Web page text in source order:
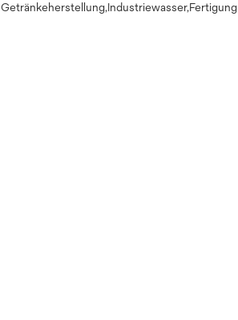
Getränkeherstellung,Industriewasser,Fertigung